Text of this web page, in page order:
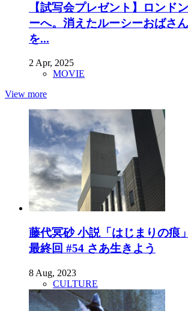
【試写会プレゼント】ロンド
ーへ。消えたルーシーおばさ
を...
2 Apr, 2025
MOVIE
View more
藤代冥砂 小説「はじまりの痕
最終回 #54 さあ生きよう
8 Aug, 2023
CULTURE